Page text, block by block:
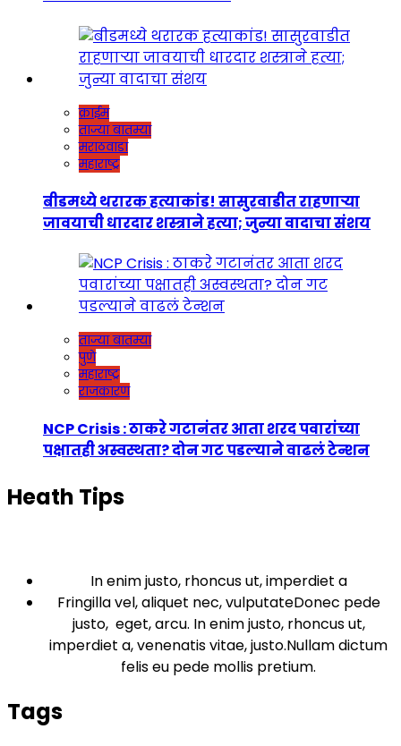
क्राईम
ताज्या बातम्या
मराठवाडा
महाराष्ट्र
बीडमध्ये थरारक हत्याकांड! सासुरवाडीत राहणाऱ्या
जावयाची धारदार शस्त्राने हत्या; जुन्या वादाचा संशय
ताज्या बातम्या
पुणे
महाराष्ट्र
राजकारण
NCP Crisis : ठाकरे गटानंतर आता शरद पवारांच्या
पक्षातही अस्वस्थता? दोन गट पडल्याने वाढलं टेन्शन
Heath Tips
In enim justo, rhoncus ut, imperdiet a
Fringilla vel, aliquet nec, vulputateDonec pede
justo, eget, arcu. In enim justo, rhoncus ut,
imperdiet a, venenatis vitae, justo.Nullam dictum
felis eu pede mollis pretium.
Tags